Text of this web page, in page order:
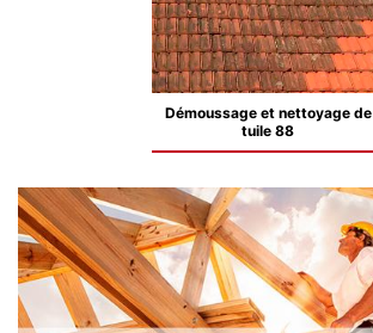
Démoussage et nettoyage de
tuile 88